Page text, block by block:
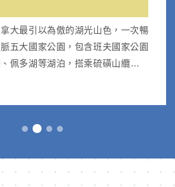
大最引以為傲的湖光山色，一次暢
五大國家公園，包含班夫國家公園
佩多湖等湖泊，搭乘硫磺山纜車；